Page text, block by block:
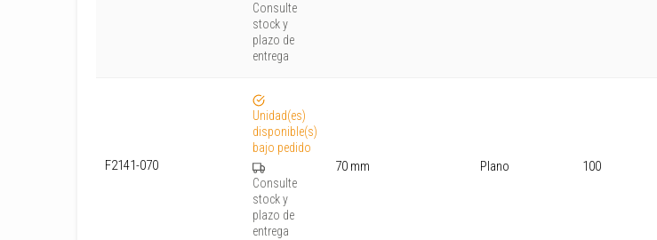
Consulte
stock y
plazo de
entrega
F2141-070
Unidad(es)
disponible(s)
bajo pedido
Consulte
stock y
plazo de
entrega
70 mm Plano 100